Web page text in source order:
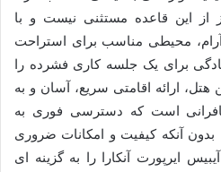
از این قاعده مستثنی نیست و با
محیطی مناسب برای استراحت
برای یک جلسه کاری فشرده را
ارائه اقامتی سریع، آسان و به
است که دسترسی فوری به
بدون آنکه کیفیت و امکانات ضروری
ایرپورت آنکارا را به گزینه ای